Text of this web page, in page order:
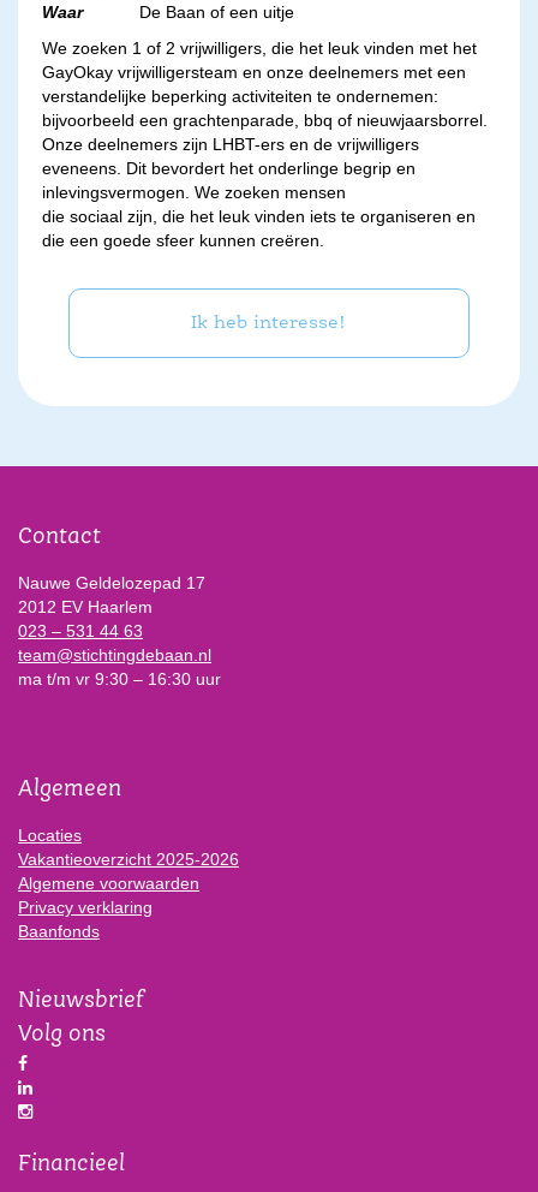
Waar
De Baan of een uitje
We zoeken 1 of 2 vrijwilligers, die het leuk vinden met het
GayOkay vrijwilligersteam en onze deelnemers met een
verstandelijke beperking activiteiten te ondernemen:
bijvoorbeeld een grachtenparade, bbq of nieuwjaarsborrel.
Onze deelnemers zijn LHBT-ers en de vrijwilligers
eveneens. Dit bevordert het onderlinge begrip en
inlevingsvermogen. We zoeken mensen
die sociaal zijn, die het leuk vinden iets te organiseren en
die een goede sfeer kunnen creëren.
Ik heb interesse!
Contact
Nauwe Geldelozepad 17
2012 EV Haarlem
023 – 531 44 63
team@stichtingdebaan.nl
ma t/m vr 9:30 – 16:30 uur
Algemeen
Locaties
Vakantieoverzicht 2025-2026
Algemene voorwaarden
Privacy verklaring
Baanfonds
Nieuwsbrief
Volg ons
Financieel